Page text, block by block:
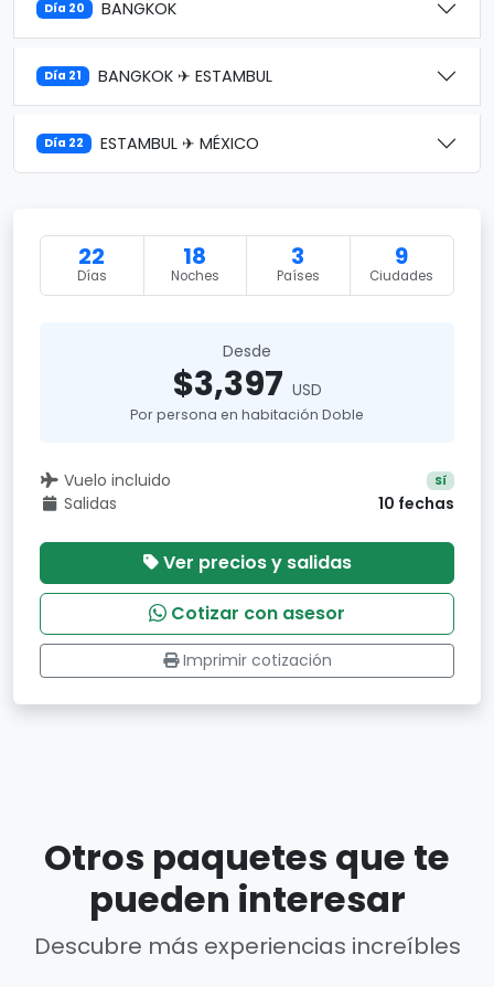
Día 20 BANGKOK
Día 21 BANGKOK ✈ ESTAMBUL
Día 22 ESTAMBUL ✈ MÉXICO
22
Días
18
Noches
3
Países
9
Ciudades
Desde
$3,397 USD
Por persona en habitación Doble
Vuelo incluido Sí
Salidas 10 fechas
Ver precios y salidas
Cotizar con asesor
Imprimir cotización
Otros paquetes que te
pueden interesar
Descubre más experiencias increíbles